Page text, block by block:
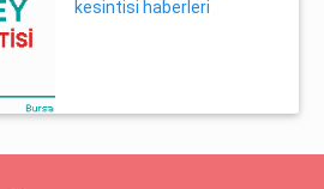
kesintisi haberleri